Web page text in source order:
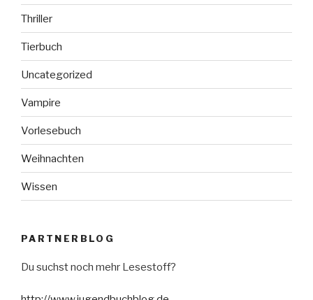
Thriller
Tierbuch
Uncategorized
Vampire
Vorlesebuch
Weihnachten
Wissen
PARTNERBLOG
Du suchst noch mehr Lesestoff?